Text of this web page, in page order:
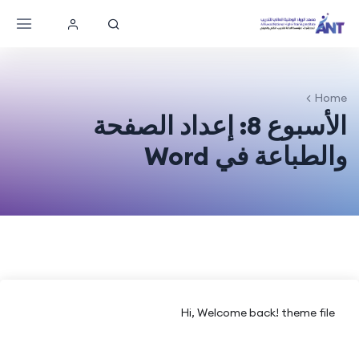
Home
الأسبوع 8: إعداد الصفحة
والطباعة في Word
Hi, Welcome back! theme file